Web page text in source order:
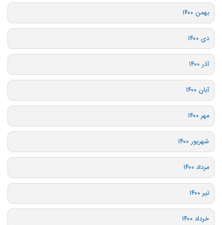
بهمن ۱۴۰۰
دی ۱۴۰۰
آذر ۱۴۰۰
آبان ۱۴۰۰
مهر ۱۴۰۰
شهریور ۱۴۰۰
مرداد ۱۴۰۰
تیر ۱۴۰۰
خرداد ۱۴۰۰